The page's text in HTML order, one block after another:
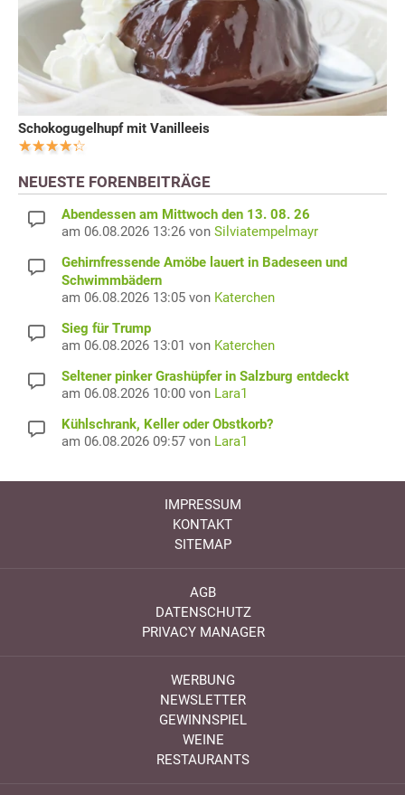
Schokogugelhupf mit Vanilleeis
NEUESTE FORENBEITRÄGE
Abendessen am Mittwoch den 13. 08. 26
am 06.08.2026 13:26 von Silviatempelmayr
Gehirnfressende Amöbe lauert in Badeseen und
Schwimmbädern
am 06.08.2026 13:05 von Katerchen
Sieg für Trump
am 06.08.2026 13:01 von Katerchen
Seltener pinker Grashüpfer in Salzburg entdeckt
am 06.08.2026 10:00 von Lara1
Kühlschrank, Keller oder Obstkorb?
am 06.08.2026 09:57 von Lara1
IMPRESSUM
KONTAKT
SITEMAP
AGB
DATENSCHUTZ
PRIVACY MANAGER
WERBUNG
NEWSLETTER
GEWINNSPIEL
WEINE
RESTAURANTS